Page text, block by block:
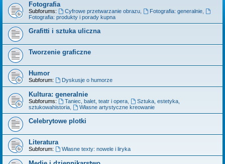
Fotografia
Subforums: Cyfrowe przetwarzanie obrazu, Fotografia: generalnie,
Fotografia: produkty i porady kupna
Grafitti i sztuka uliczna
Tworzenie graficzne
Humor
Subforum: Dyskusje o humorze
Kultura: generalnie
Subforums: Taniec, balet, teatr i opera,
Sztuka, estetyka,
sztukowahistoria
Własne artystyczne kreowanie
Celebrytowe plotki
Literatura
Subforum: Własne texty: nowele i liryka